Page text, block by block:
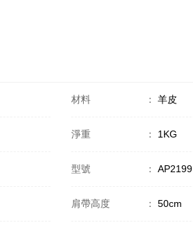
材料 ： 羊皮
淨重 ： 1KG
型號 ： AP2199
肩帶高度 ： 50cm